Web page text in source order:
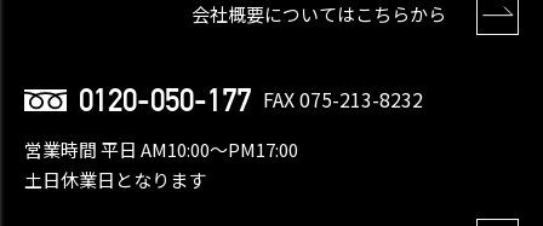
会社概要についてはこちらから
0120-050-177 FAX 075-213-8232
営業時間 平日 AM10:00〜PM17:00
土日休業日となります